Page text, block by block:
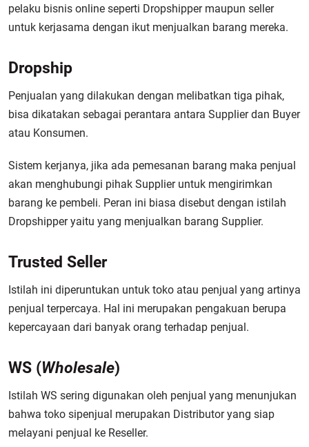
pelaku bisnis online seperti Dropshipper maupun seller
untuk kerjasama dengan ikut menjualkan barang mereka.
Dropship
Penjualan yang dilakukan dengan melibatkan tiga pihak,
bisa dikatakan sebagai perantara antara Supplier dan Buyer
atau Konsumen.
Sistem kerjanya, jika ada pemesanan barang maka penjual
akan menghubungi pihak Supplier untuk mengirimkan
barang ke pembeli. Peran ini biasa disebut dengan istilah
Dropshipper yaitu yang menjualkan barang Supplier.
Trusted Seller
Istilah ini diperuntukan untuk toko atau penjual yang artinya
penjual terpercaya. Hal ini merupakan pengakuan berupa
kepercayaan dari banyak orang terhadap penjual.
WS (Wholesale)
Istilah WS sering digunakan oleh penjual yang menunjukan
bahwa toko sipenjual merupakan Distributor yang siap
melayani penjual ke Reseller.